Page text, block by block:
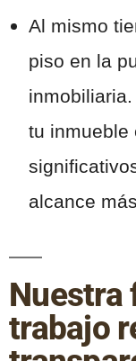
Al mismo
piso en la
tu inmueble
alcance
Nuestra
trabajo